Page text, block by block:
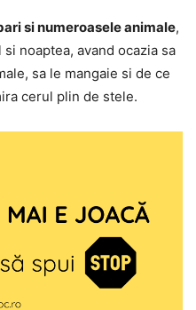
si numeroasele animale,
noaptea, avand ocazia sa
sa le mangaie si de ce
cerul plin de stele.